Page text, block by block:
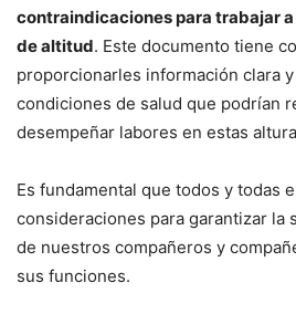
contraindicaciones para trabajar
de altitud. Este documento tiene
proporcionarles información clara
condiciones de salud que podrían
desempeñar labores en estas
Es fundamental que todos y todas
consideraciones para garantizar la
de nuestros compañeros y
sus funciones.